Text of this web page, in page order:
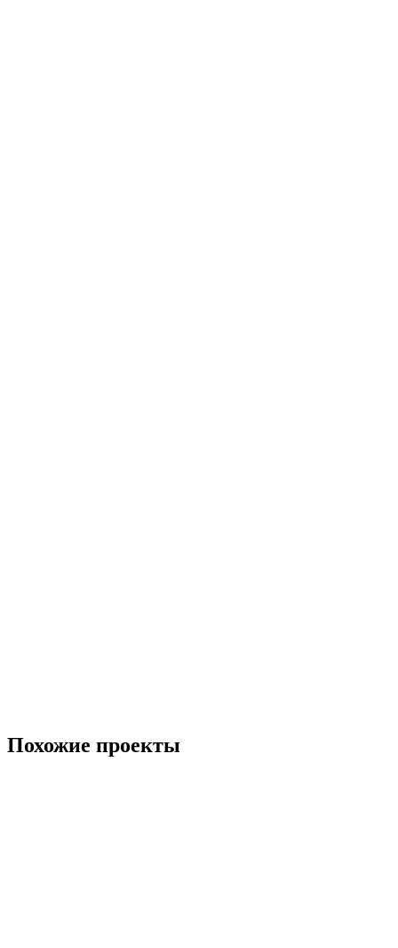
Похожие проекты